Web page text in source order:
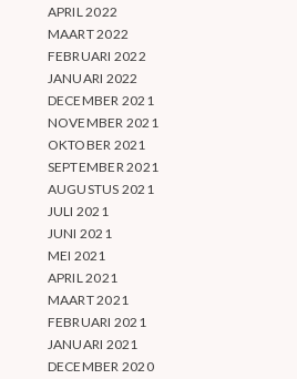
APRIL 2022
MAART 2022
FEBRUARI 2022
JANUARI 2022
DECEMBER 2021
NOVEMBER 2021
OKTOBER 2021
SEPTEMBER 2021
AUGUSTUS 2021
JULI 2021
JUNI 2021
MEI 2021
APRIL 2021
MAART 2021
FEBRUARI 2021
JANUARI 2021
DECEMBER 2020